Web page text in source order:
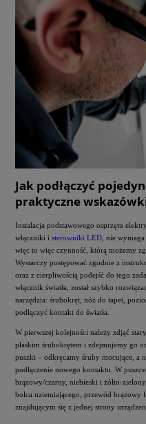
Jak podłączyć
praktyczne
Instalacja podstawowego osprzętu
włączniki i sterowniki LED , nie
więc to więc czynność, którą możemy
Wystarczy postępować zgodnie z
oraz z cierpliwością podejść do tego
włącznik światła, został szybko
narzędzia: śrubokręt, nóż do tapet,
podłączyć kontakt do światła.
W pierwszej kolejności należy zdjąć
płaskim śrubokrętem i zdejmujemy go
puszki – odkręcamy śruby mocujące, a
podłączenie nowego kontaktu. W
brązowy/czarny, niebieski i żółto-
bolca uziemiającego, przewód
znajdującym się z jednej strony